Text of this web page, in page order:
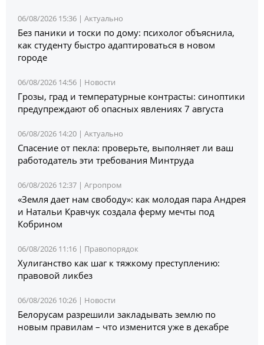
06/08/2026 15:36 | Актуально
Без паники и тоски по дому: психолог объяснила,
как студенту быстро адаптироваться в новом
городе
06/08/2026 14:56 | Новости
Грозы, град и температурные контрасты: синоптики
предупреждают об опасных явлениях 7 августа
06/08/2026 14:20 | Актуально
Спасение от пекла: проверьте, выполняет ли ваш
работодатель эти требования Минтруда
06/08/2026 12:37 | Агропром
«Земля дает нам свободу»: как молодая пара Андрея
и Натальи Кравчук создала ферму мечты под
Кобрином
06/08/2026 11:16 | Правопорядок
Хулиганство как шаг к тяжкому преступлению:
правовой ликбез
06/08/2026 10:26 | Новости
Белорусам разрешили закладывать землю по
новым правилам – что изменится уже в декабре